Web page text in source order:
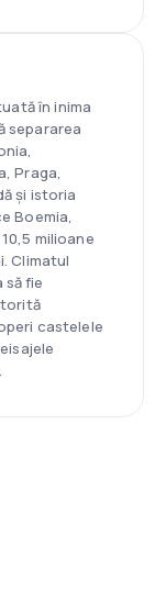
în inima
separarea
Praga,
și istoria
Boemia,
milioane
Climatul
fie
castelele